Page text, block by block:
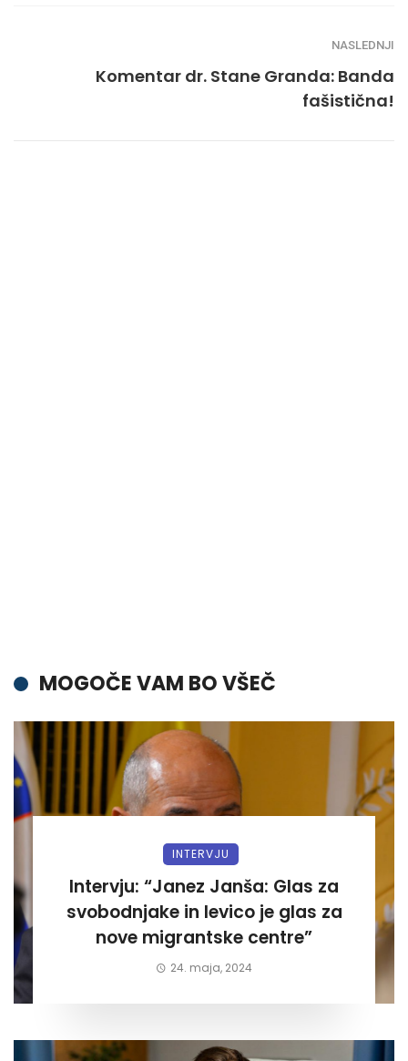
NASLEDNJI
Komentar dr. Stane Granda: Banda
fašistična!
MOGOČE VAM BO VŠEČ
INTERVJU
Intervju: “Janez Janša: Glas za
svobodnjake in levico je glas za
nove migrantske centre”
24. maja, 2024